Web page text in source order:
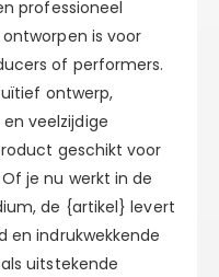
professioneel
is voor
of performers.
ontwerp,
veelzijdige
geschikt voor
je nu werkt in de
de {artikel} levert
en indrukwekkende
uitstekende